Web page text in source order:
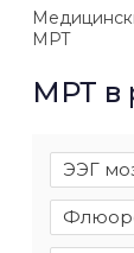
МРТ
МРТ в
ЭЭГ